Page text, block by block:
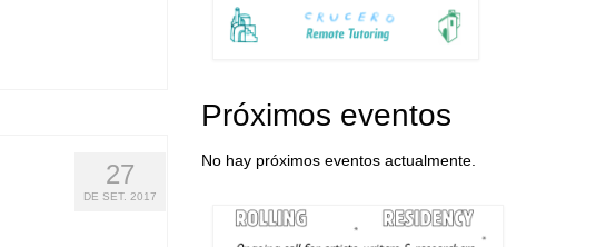
27
DE SET. 2017
Próximos eventos
No hay próximos eventos actualmente.